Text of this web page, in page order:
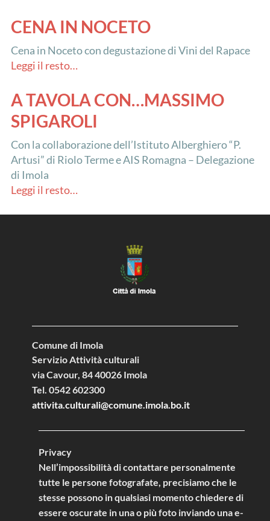
CENA IN NOCETO
Cena in Noceto con degustazione di Vini del Rapace
Leggi il resto…
A TAVOLA CON…MASSIMO
SPIGAROLI
Con la collaborazione dell’Istituto Alberghiero “P.
Artusi” di Riolo Terme e AIS Romagna – Delegazione
di Imola
Leggi il resto…
Comune di Imola
Servizio Attività culturali
via Cavour, 84 40026 Imola
Tel. 0542 602300
attivita.culturali@comune.imola.bo.it
Privacy
Nell’impossibilità di contattare personalmente
tutte le persone fotografate, precisiamo che le
stesse possono in qualsiasi momento chiedere di
essere oscurate in una o più foto inviando una e-